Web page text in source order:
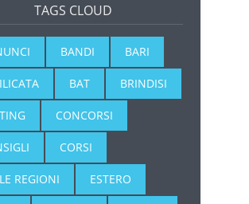
TAGS CLOUD
BANDI BARI
BAT BRINDISI
CONCORSI
CORSI
REGIONI ESTERO